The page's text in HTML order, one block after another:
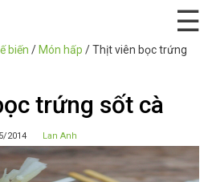
☰
biến / Món hấp /Thịt viên bọc trứng
trứng sốt cà
2014 Lan Anh